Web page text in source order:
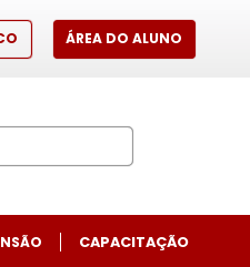
ÁREA DO ALUNO
CAPACITAÇÃO